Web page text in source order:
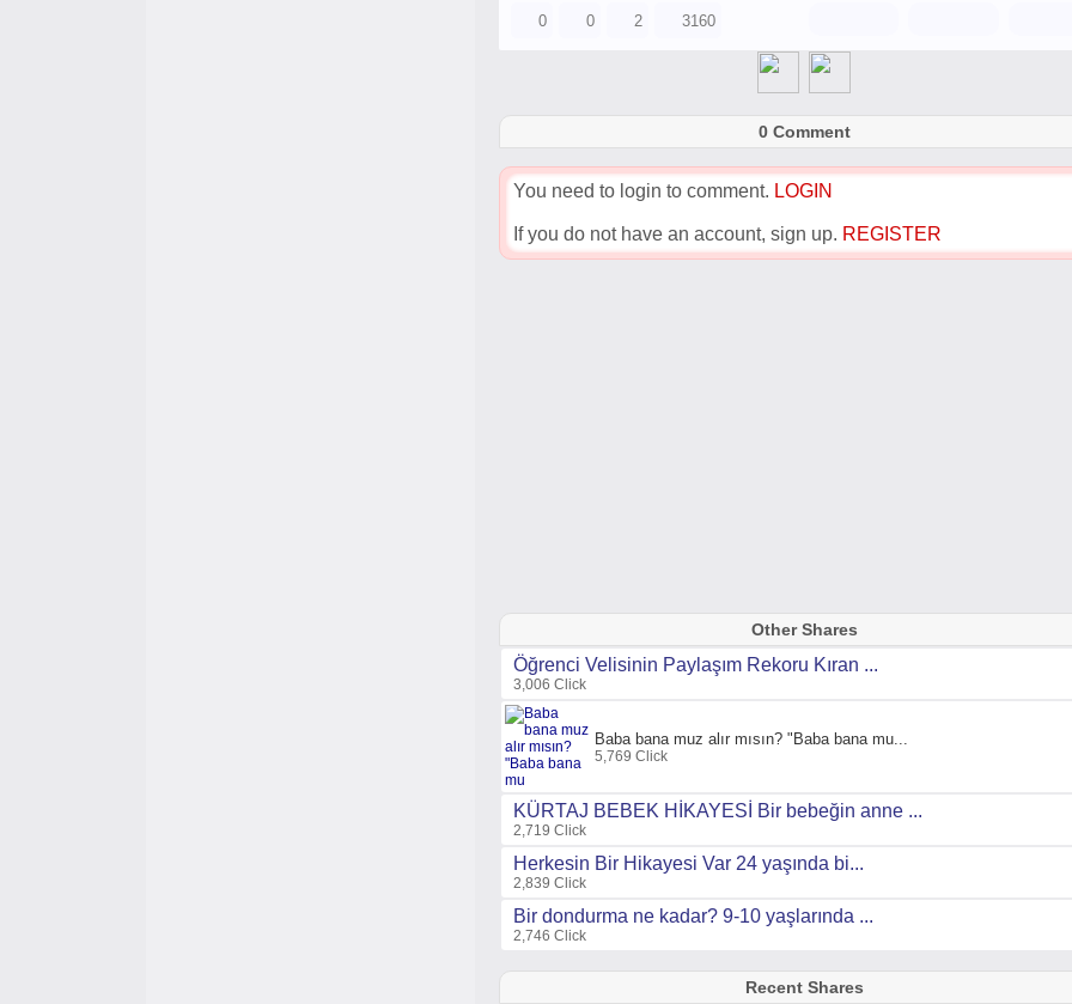
0 0 2 3160
0 Comment
You need to login to comment. LOGIN
If you do not have an account, sign up. REGISTER
Other Shares
Öğrenci Velisinin Paylaşım Rekoru Kıran ...
3,006 Click
Baba bana muz alır mısın? "Baba bana mu...
5,769 Click
KÜRTAJ BEBEK HİKAYESİ Bir bebeğin anne ...
2,719 Click
Herkesin Bir Hikayesi Var 24 yaşında bi...
2,839 Click
Bir dondurma ne kadar? 9-10 yaşlarında ...
2,746 Click
Recent Shares